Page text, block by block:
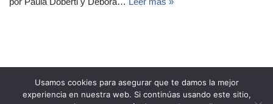
Usamos cookies para asegurar que te damos la mejor
experiencia en nuestra web. Si continúas usando este sitio,